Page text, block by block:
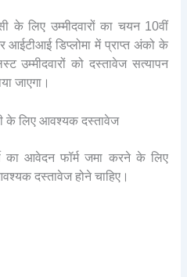
के लिए उम्मीदवारों का चयन 10वीं
आईटीआई डिप्लोमा में प्राप्त अंको के
उम्मीदवारों को दस्तावेज सत्यापन
जाएगा।
के लिए आवश्यक दस्तावेज
का आवेदन फॉर्म जमा करने के लिए
दस्तावेज होने चाहिए।